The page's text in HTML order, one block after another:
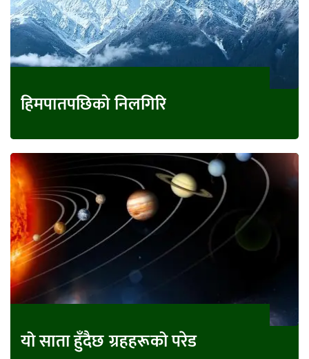
हिमपातपछिको निलगिरि
यो साता हुँदैछ ग्रहहरूको परेड